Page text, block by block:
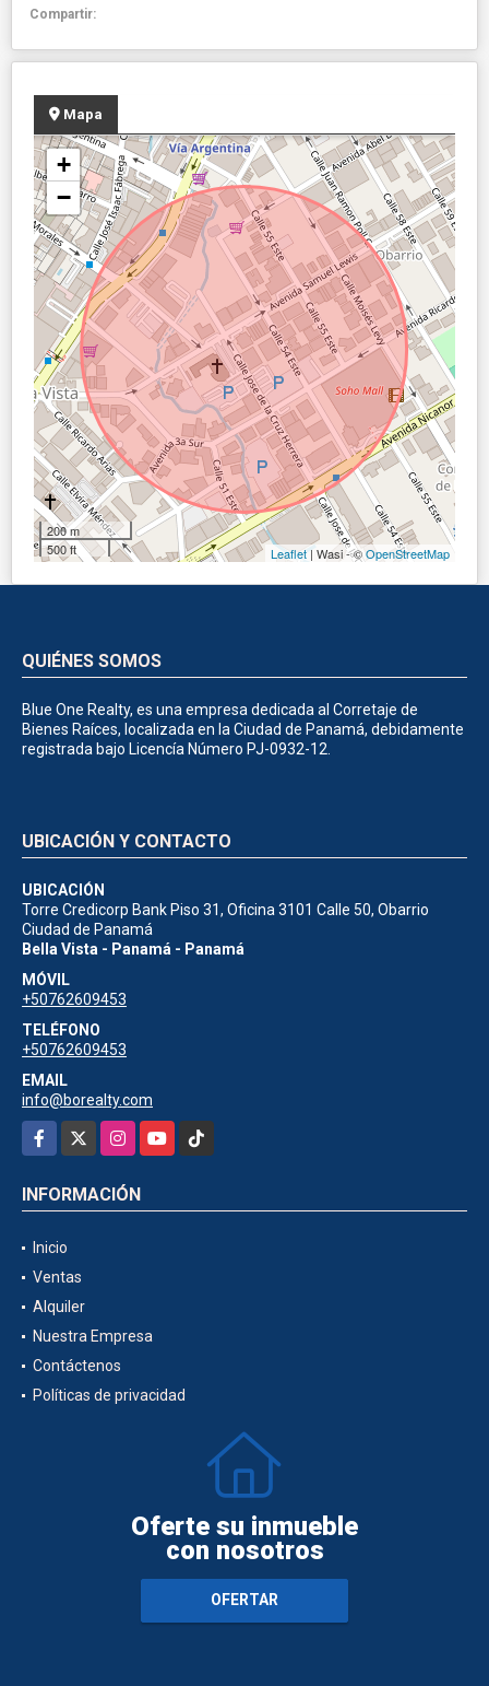
Compartir:
Mapa
+
−
200 m
500 ft
Leaflet | Wasi - ©OpenStreetMap
QUIÉNES SOMOS
Blue One Realty, es una empresa dedicada al Corretaje de
Bienes Raíces, localizada en la Ciudad de Panamá, debidamente
registrada bajo Licencía Número PJ-0932-12.
UBICACIÓN Y CONTACTO
UBICACIÓN
Torre Credicorp Bank Piso 31, Oficina 3101 Calle 50, Obarrio
Ciudad de Panamá
Bella Vista - Panamá - Panamá
MÓVIL
+50762609453
TELÉFONO
+50762609453
EMAIL
info@borealty.com
Facebook
InstagramYouTubeTikTok
INFORMACIÓN
Inicio
Ventas
Alquiler
Nuestra Empresa
Contáctenos
Políticas de privacidad
Oferte su inmueble
con nosotros
OFERTAR